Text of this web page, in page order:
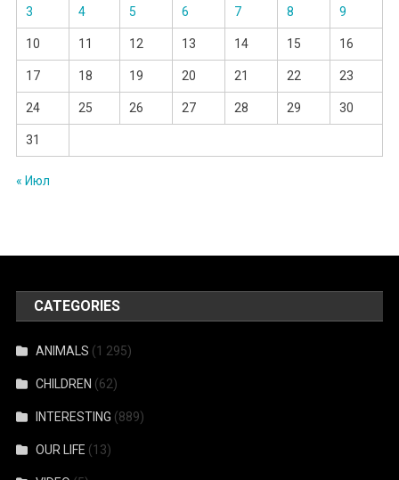
3 4 5 6 7 8 9
10 11 12 13 14 15 16
17 18 19 20 21 22 23
24 25 26 27 28 29 30
31
« Июл
CATEGORIES
ANIMALS (1 295)
CHILDREN (62)
INTERESTING (889)
OUR LIFE (13)